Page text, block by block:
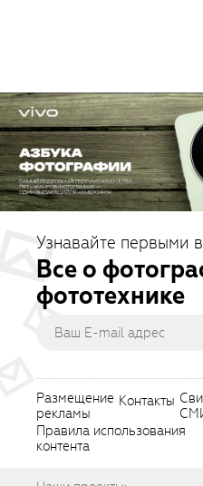
Узнавайте первыми
Все о
фототехнике
Размещение
рекламы
Контакты
Правила использования
контента